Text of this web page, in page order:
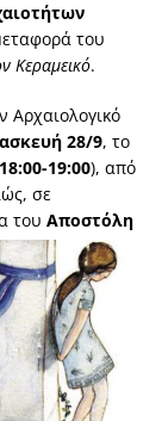
του
Κεραμεικό.
Αρχαιολογικό
28/9, το
18:00-19:00), από
σε
του Αποστόλη